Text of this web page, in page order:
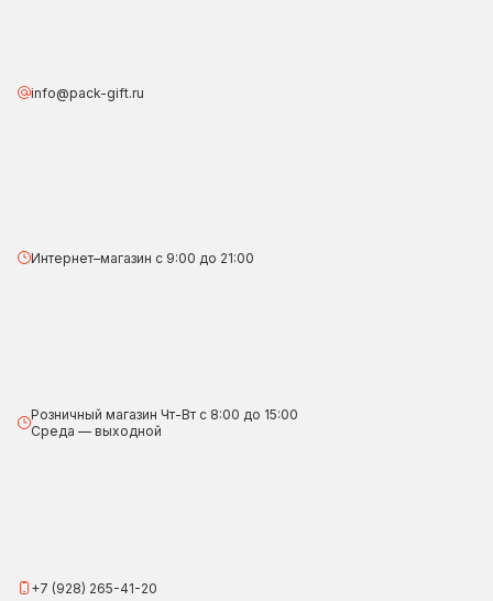
info@pack-gift.ru
Интернет–магазин с 9:00 до 21:00
Розничный магазин Чт-Вт с 8:00 до 15:00
Среда — выходной
+7 (928) 265-41-20